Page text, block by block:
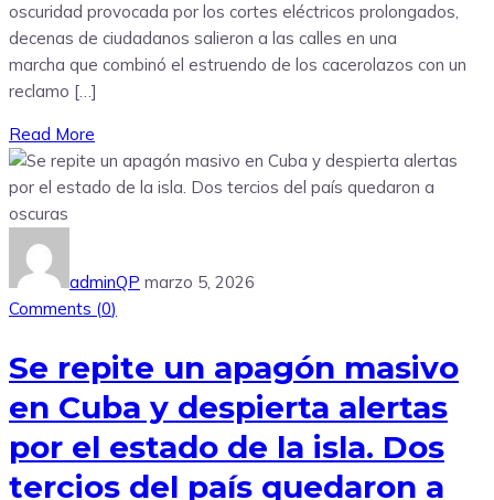
oscuridad provocada por los cortes eléctricos prolongados,
decenas de ciudadanos salieron a las calles en una
marcha que combinó el estruendo de los cacerolazos con un
reclamo […]
Read More
adminQP marzo 5, 2026
Comments (0)
Se repite un apagón masivo
en Cuba y despierta alertas
por el estado de la isla. Dos
tercios del país quedaron a